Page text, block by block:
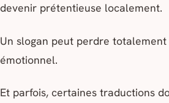
devenir prétentieuse localement.
Un slogan peut perdre
émotionnel.
Et parfois, certaines traductions